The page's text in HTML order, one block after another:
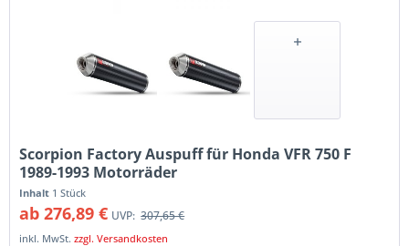
Scorpion Factory Auspuff für Honda VFR 750 F
1989-1993 Motorräder
Inhalt 1 Stück
ab 276,89 € UVP: 307,65 €
inkl. MwSt.zzgl. Versandkosten